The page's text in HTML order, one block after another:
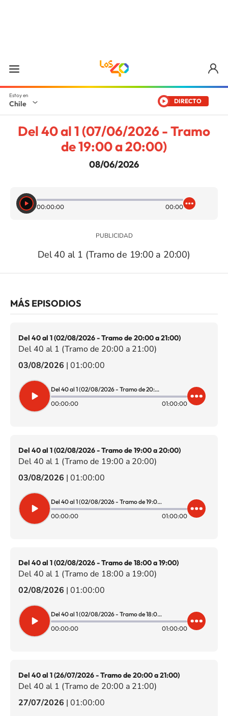
Chile DIRECTO
Del 40 al 1 (07/06/2026 - Tramo
de 19:00 a 20:00)
08/06/2026
00:00:00 00:00
Del 40 al 1 (Tramo de 19:00 a 20:00)
MÁS EPISODIOS
Del 40 al 1 (02/08/2026 - Tramo de 20:00 a 21:00)
Del 40 al 1 (Tramo de 20:00 a 21:00)
03/08/2026 | 01:00:00
Del 40 al 1 (02/08/2026 - Tramo de 20:00 a 21:00)
00:00:00
01:00:00
Del 40 al 1 (02/08/2026 - Tramo de 19:00 a 20:00)
Del 40 al 1 (Tramo de 19:00 a 20:00)
03/08/2026 | 01:00:00
Del 40 al 1 (02/08/2026 - Tramo de 19:00 a 20:00)
00:00:00
01:00:00
Del 40 al 1 (02/08/2026 - Tramo de 18:00 a 19:00)
Del 40 al 1 (Tramo de 18:00 a 19:00)
02/08/2026 | 01:00:00
Del 40 al 1 (02/08/2026 - Tramo de 18:00 a 19:00)
00:00:00
01:00:00
Del 40 al 1 (26/07/2026 - Tramo de 20:00 a 21:00)
Del 40 al 1 (Tramo de 20:00 a 21:00)
27/07/2026 | 01:00:00